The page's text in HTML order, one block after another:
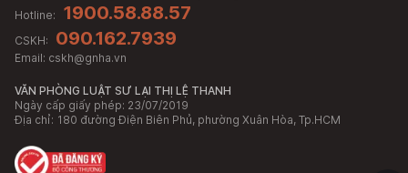
Hotline:
1900.58.88.57
CSKH: 090.162.7939
Email: cskh@gnha.vn
VĂN PHÒNG LUẬT SƯ LẠI THỊ LỆ THANH
Ngày cấp giấy phép: 23/07/2019
Địa chỉ: 180 đường Điện Biên Phủ, phường Xuân Hòa, Tp.HCM